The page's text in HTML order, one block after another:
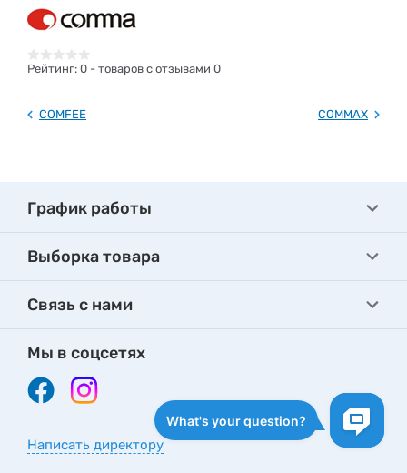
Рейтинг: 0 - товаров с отзывами 0
COMFEE COMMAX
График работы
Выборка товара
Связь с нами
Мы в соцсетях
Написать директору